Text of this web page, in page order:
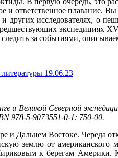
ответственное плавание.
исследователях, о
за событиями,
и Великой Северной
978-5-9073551-0-1: 750-00.
и Дальнем Востоке. Череда
землю от американского
к берегам Америки.